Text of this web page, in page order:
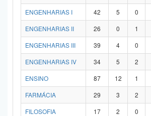
ENGENHARIAS I
42 5 0
ENGENHARIAS II
26 0 1
ENGENHARIAS III
39 4 0
ENGENHARIAS IV
34 5 2
ENSINO
87 12 1
FARMÁCIA
29 3 2
FILOSOFIA
17 2 0